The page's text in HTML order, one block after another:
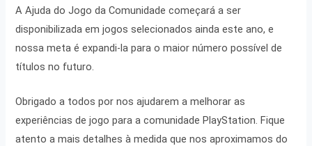
A Ajuda do Jogo da Comunidade começará a ser
disponibilizada em jogos selecionados ainda este ano, e
nossa meta é expandi-la para o maior número possível de
títulos no futuro.
Obrigado a todos por nos ajudarem a melhorar as
experiências de jogo para a comunidade PlayStation. Fique
atento a mais detalhes à medida que nos aproximamos do